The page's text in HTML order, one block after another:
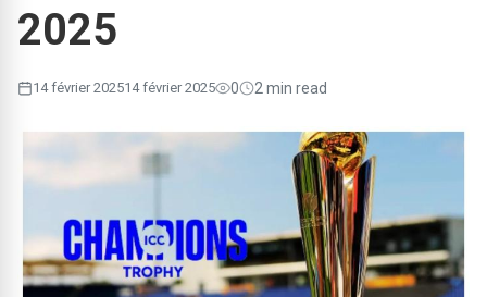
2025
14 février 202514 février 2025 0 2 min read